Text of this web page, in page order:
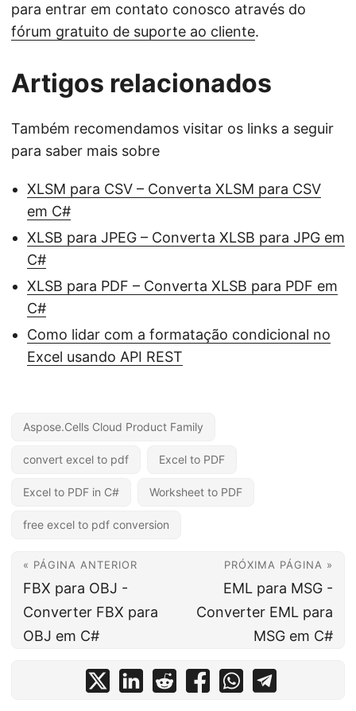
para entrar em contato conosco através do
fórum gratuito de suporte ao cliente.
Artigos relacionados
Também recomendamos visitar os links a seguir
para saber mais sobre
XLSM para CSV – Converta XLSM para CSV
em C#
XLSB para JPEG – Converta XLSB para JPG em
C#
XLSB para PDF – Converta XLSB para PDF em
C#
Como lidar com a formatação condicional no
Excel usando API REST
Aspose.Cells Cloud Product Family
convert excel to pdf Excel to PDF
Excel to PDF in C# Worksheet to PDF
free excel to pdf conversion
« PÁGINA ANTERIOR
FBX para OBJ -
Converter FBX para
OBJ em C#
PRÓXIMA PÁGINA »
EML para MSG -
Converter EML para
MSG em C#